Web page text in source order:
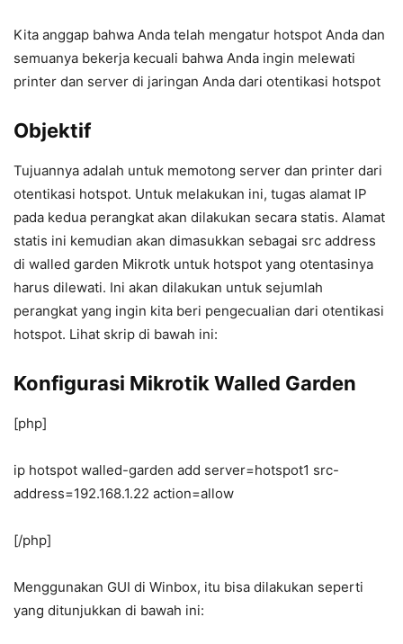
Kita anggap bahwa Anda telah mengatur hotspot Anda dan
semuanya bekerja kecuali bahwa Anda ingin melewati
printer dan server di jaringan Anda dari otentikasi hotspot
Objektif
Tujuannya adalah untuk memotong server dan printer dari
otentikasi hotspot. Untuk melakukan ini, tugas alamat IP
pada kedua perangkat akan dilakukan secara statis. Alamat
statis ini kemudian akan dimasukkan sebagai src address
di walled garden Mikrotk untuk hotspot yang otentasinya
harus dilewati. Ini akan dilakukan untuk sejumlah
perangkat yang ingin kita beri pengecualian dari otentikasi
hotspot. Lihat skrip di bawah ini:
Konfigurasi Mikrotik Walled Garden
[php]
ip hotspot walled-garden add server=hotspot1 src-
address=192.168.1.22 action=allow
[/php]
Menggunakan GUI di Winbox, itu bisa dilakukan seperti
yang ditunjukkan di bawah ini: